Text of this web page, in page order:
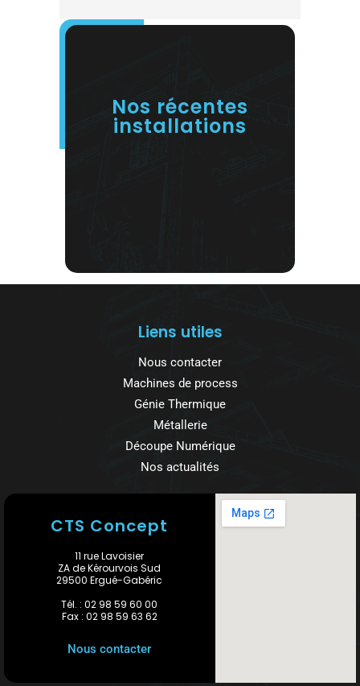
Nos récentes
installations
Liens utiles
Nous contacter
Machines de process
Génie Thermique
Métallerie
Découpe Numérique
Nos actualités
CTS Concept
11 rue Lavoisier
ZA de Kérourvois Sud
29500 Ergué-Gabéric
Tél. : 02 98 59 60 00
Fax : 02 98 59 63 62
Nous contacter